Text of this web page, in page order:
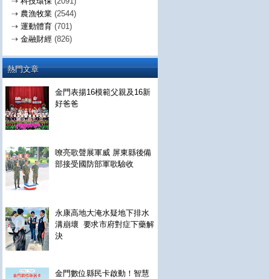
⇢ 農漁牧業 (2544)
⇢ 運動體育 (701)
⇢ 金融財經 (826)
熱門文章
金門表揚16模範父親及16新
好爸爸
嘹亮歌聲展軍威 屏東縣後備
部接受國防部軍歌驗收
永康高地大淹水疑地下排水
溝崩壞 要求市府對症下藥解
決
金門數位縣民卡啟動！智慧